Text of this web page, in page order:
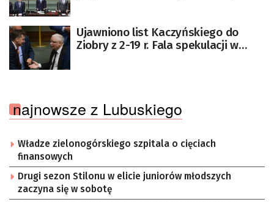
Ujawniono list Kaczyńskiego do
Ziobry z 2-19 r. Fala spekulacji w
najnowsze z Lubuskiego
Władze zielonogórskiego szpitala o cięciach
finansowych
Drugi sezon Stilonu w elicie juniorów młodszych
zaczyna się w sobotę